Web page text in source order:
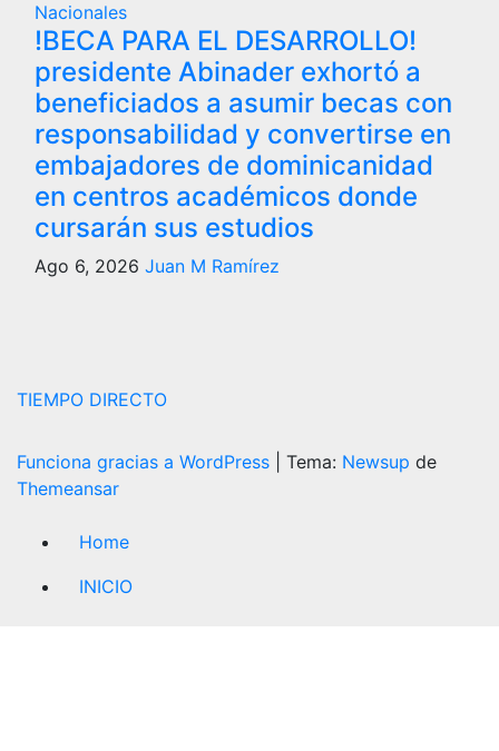
Nacionales
!BECA PARA EL DESARROLLO!
presidente Abinader exhortó a
beneficiados a asumir becas con
responsabilidad y convertirse en
embajadores de dominicanidad
en centros académicos donde
cursarán sus estudios
Ago 6, 2026 Juan M Ramírez
TIEMPO DIRECTO
Funciona gracias a WordPress Tema: Newsup de
Themeansar
Home
INICIO